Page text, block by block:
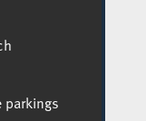
parkings